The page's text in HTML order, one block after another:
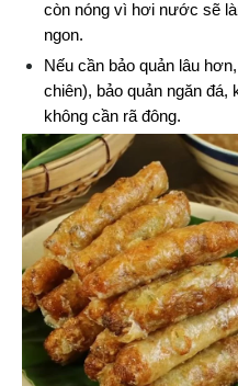
còn nóng vì hơi nước sẽ
ngon.
Nếu cần bảo quản lâu
chiên), bảo quản ngăn đá,
không cần rã đông.